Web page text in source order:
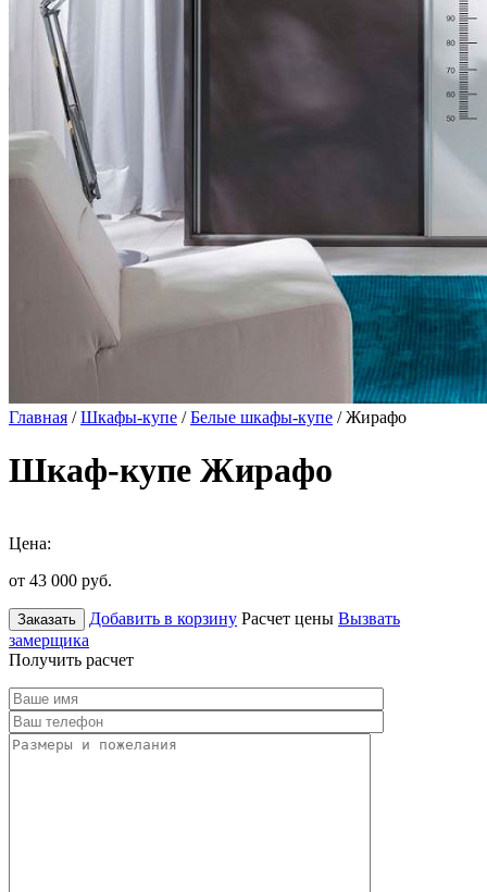
Главная /Шкафы-купе /Белые шкафы-купе / Жирафо
Шкаф-купе Жирафо
Цена:
от 43 000 руб.
Заказать Добавить в корзину Расчет цены Вызвать
замерщика
Получить расчет